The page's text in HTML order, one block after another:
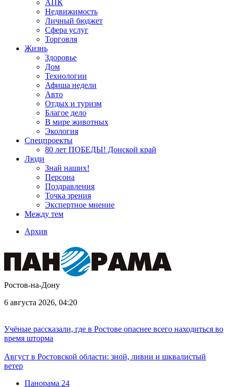
АПК
Недвижимость
Личный бюджет
Сфера услуг
Торговля
Жизнь
Здоровье
Дом
Технологии
Афиша недели
Авто
Отдых и туризм
Благое дело
В мире животных
Экология
Спецпроекты
80 лет ПОБЕДЫ! Донской край
Люди
Знай наших!
Персона
Поздравления
Точка зрения
Экспертное мнение
Между тем
Архив
Ростов-на-Дону
6 августа 2026, 04:20
Учёные рассказали, где в Ростове опаснее всего находиться во
время шторма
Август в Ростовской области: зной, ливни и шквалистый
ветер
Панорама 24